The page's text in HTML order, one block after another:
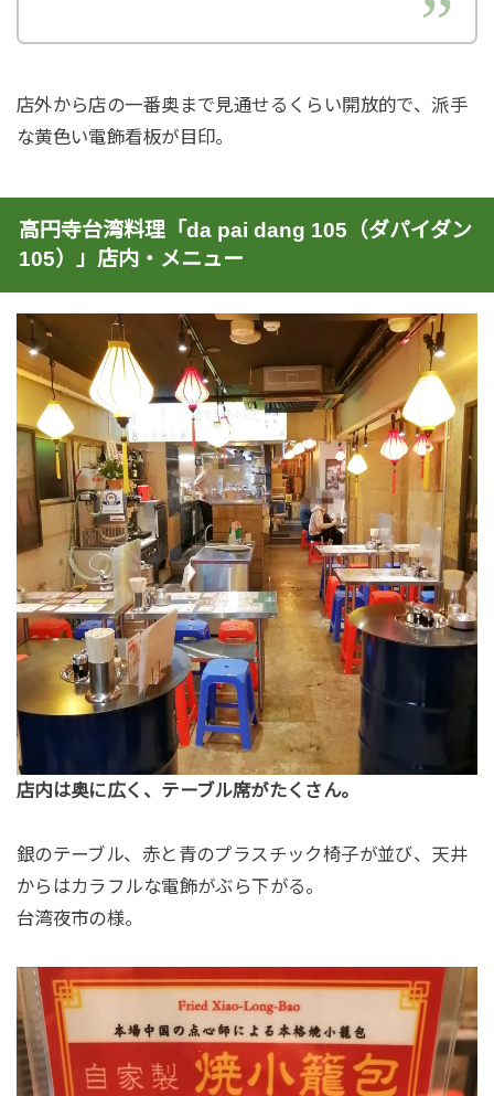
店外から店の一番奥まで見通せるくらい開放的で、派手
な黄色い電飾看板が目印。
高円寺台湾料理「da pai dang 105（ダパイダン
105）」店内・メニュー
店内は奥に広く、テーブル席がたくさん。
銀のテーブル、赤と青のプラスチック椅子が並び、天井
からはカラフルな電飾がぶら下がる。
台湾夜市の様。